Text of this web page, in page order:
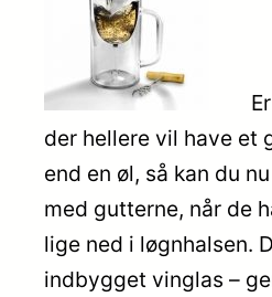
der hellere vil have et
end en øl, så kan du
med gutterne, når de
lige ned i løgnhalsen.
indbygget vinglas –